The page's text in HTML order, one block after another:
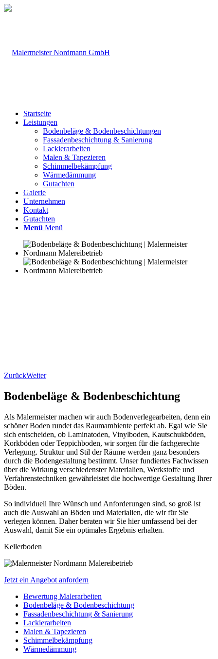
Startseite
Leistungen
Bodenbeläge & Bodenbeschichtungen
Fassadenbeschichtung & Sanierung
Lackierarbeiten
Malen & Tapezieren
Schimmelbekämpfung
Wärmedämmung
Gutachten
Galerie
Unternehmen
Kontakt
Gutachten
Menü Menü
ZurückWeiter
Bodenbeläge & Bodenbeschichtung
Als Malermeister machen wir auch Bodenverlegearbeiten, denn ein
schöner Boden rundet das Raumambiente perfekt ab. Egal wie Sie
sich entscheiden, ob Laminatoden, Vinylboden, Kautschukböden,
Korkböden oder Teppichboden, wir sorgen für die fachgerechte
Verlegung. Struktur und Stil der Räume werden ganz besonders
durch die Bodengestaltung bestimmt. Unser fundiertes Fachwissen
über die Wirkung verschiedenster Materialien, Werkstoffe und
Verfahrenstechniken gewährleistet die hochwertige Gestaltung Ihrer
Böden.
So individuell Ihre Wünsch und Anforderungen sind, so groß ist
auch die Auswahl an Böden und Materialien, die wir für Sie
verlegen können. Daher beraten wir Sie hier umfassend bei der
Auswahl, damit Sie ein optimales Ergebnis erhalten.
Kellerboden
Jetzt ein Angebot anfordern
Bewertung Malerarbeiten
Bodenbeläge & Bodenbeschichtung
Fassadenbeschichtung & Sanierung
Lackierarbeiten
Malen & Tapezieren
Schimmelbekämpfung
Wärmedämmung